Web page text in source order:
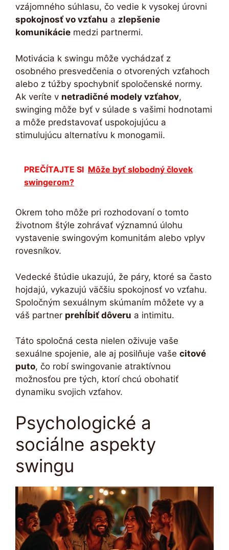
vzájomného súhlasu, čo vedie k vysokej úrovni
spokojnosť vo vzťahu a zlepšenie
komunikácie medzi partnermi.
Motivácia k swingu môže vychádzať z
osobného presvedčenia o otvorených vzťahoch
alebo z túžby spochybniť spoločenské normy.
Ak veríte v netradičné modely vzťahov,
swinging môže byť v súlade s vašimi hodnotami
a môže predstavovať uspokojujúcu a
stimulujúcu alternatívu k monogamii.
PREČÍTAJTE SI Môže byť slobodný človek
swingerom?
Okrem toho môže pri rozhodovaní o tomto
životnom štýle zohrávať významnú úlohu
vystavenie swingovým komunitám alebo vplyv
rovesníkov.
Vedecké štúdie ukazujú, že páry, ktoré sa často
hojdajú, vykazujú väčšiu spokojnosť vo vzťahu.
Spoločným sexuálnym skúmaním môžete vy a
váš partner prehĺbiť dôveru a intimitu.
Táto spoločná cesta nielen oživuje vaše
sexuálne spojenie, ale aj posilňuje vaše citové
puto, čo robí swingovanie atraktívnou
možnosťou pre tých, ktorí chcú obohatiť
dynamiku svojich vzťahov.
Psychologické a
sociálne aspekty
swingu